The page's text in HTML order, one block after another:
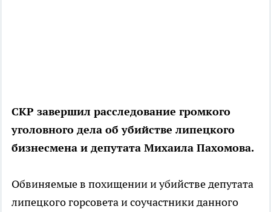
СКР завершил расследование громкого
уголовного дела об убийстве липецкого
бизнесмена и депутата Михаила Пахомова.
Обвиняемые в похищении и убийстве депутата
липецкого горсовета и соучастники данного